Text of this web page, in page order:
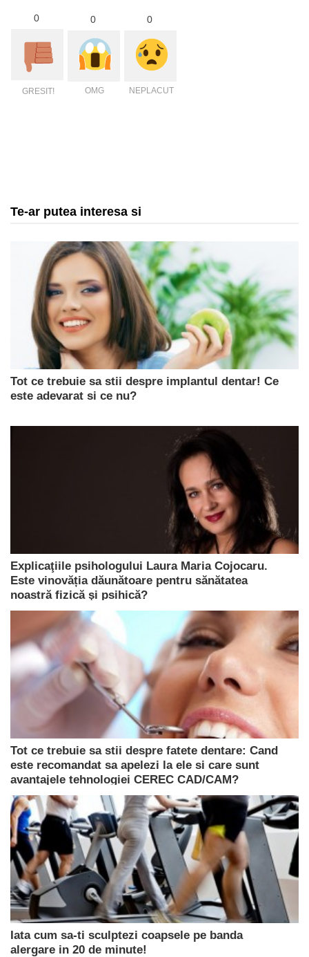
0
GRESIT!
0
OMG
0
NEPLACUT
Te-ar putea interesa si
Tot ce trebuie sa stii despre implantul dentar! Ce
este adevarat si ce nu?
Explicaţiile psihologului Laura Maria Cojocaru.
Este vinovăția dăunătoare pentru sănătatea
noastră fizică şi psihică?
Tot ce trebuie sa stii despre fatete dentare: Cand
este recomandat sa apelezi la ele si care sunt
avantajele tehnologiei CEREC CAD/CAM?
Iata cum sa-ti sculptezi coapsele pe banda
alergare in 20 de minute!